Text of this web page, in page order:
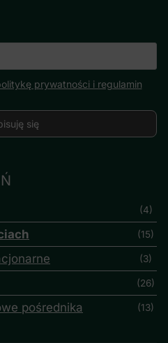
prywatności i regulamin
(4)
(15)
(3)
(26)
pośrednika
(13)